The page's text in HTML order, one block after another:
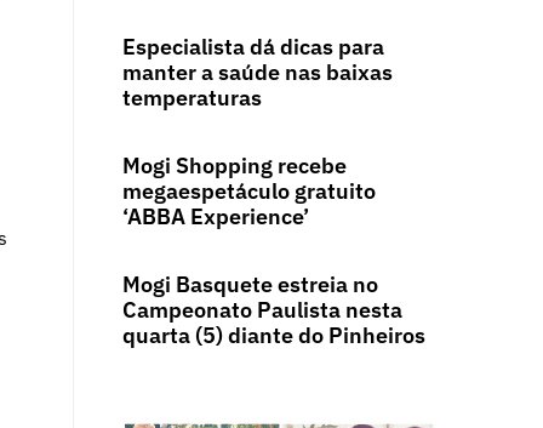
Especialista dá dicas para
manter a saúde nas baixas
temperaturas
Mogi Shopping recebe
megaespetáculo gratuito
‘ABBA Experience’
Mogi Basquete estreia no
Campeonato Paulista nesta
quarta (5) diante do Pinheiros